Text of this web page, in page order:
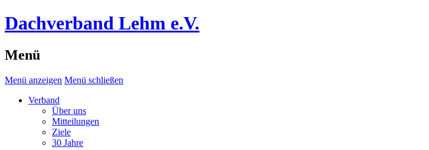
Dachverband Lehm e.V.
Menü
Menü anzeigen Menü schließen
Verband
Über uns
Mitteilungen
Ziele
30 Jahre